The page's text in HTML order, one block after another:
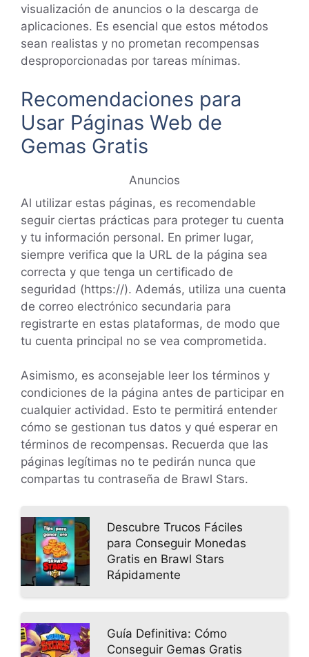
visualización de anuncios o la descarga de
aplicaciones. Es esencial que estos métodos
sean realistas y no prometan recompensas
desproporcionadas por tareas mínimas.
Recomendaciones para
Usar Páginas Web de
Gemas Gratis
Anuncios
Al utilizar estas páginas, es recomendable
seguir ciertas prácticas para proteger tu cuenta
y tu información personal. En primer lugar,
siempre verifica que la URL de la página sea
correcta y que tenga un certificado de
seguridad (https://). Además, utiliza una cuenta
de correo electrónico secundaria para
registrarte en estas plataformas, de modo que
tu cuenta principal no se vea comprometida.
Asimismo, es aconsejable leer los términos y
condiciones de la página antes de participar en
cualquier actividad. Esto te permitirá entender
cómo se gestionan tus datos y qué esperar en
términos de recompensas. Recuerda que las
páginas legítimas no te pedirán nunca que
compartas tu contraseña de Brawl Stars.
Descubre Trucos Fáciles
para Conseguir Monedas
Gratis en Brawl Stars
Rápidamente
Guía Definitiva: Cómo
Conseguir Gemas Gratis